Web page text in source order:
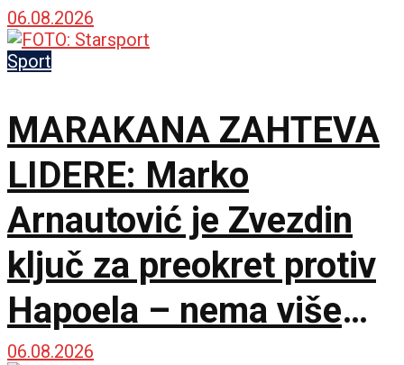
do 18. novembra!
06.08.2026
Sport
MARAKANA ZAHTEVA
LIDERE: Marko
Arnautović je Zvezdin
ključ za preokret protiv
Hapoela – nema više
vremena za čekanje!
06.08.2026